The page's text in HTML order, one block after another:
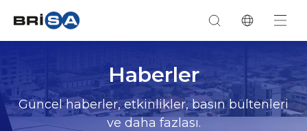
Haberler
Güncel haberler, etkinlikler, basın bültenleri
ve daha fazlası.